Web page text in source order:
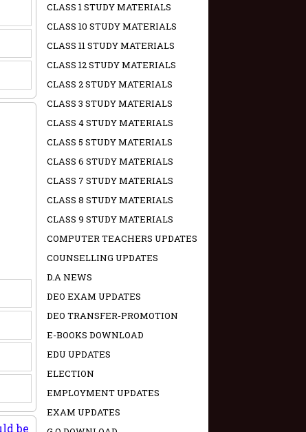
be
CLASS 1 STUDY MATERIALS
CLASS 10 STUDY MATERIALS
CLASS 11 STUDY MATERIALS
CLASS 12 STUDY MATERIALS
CLASS 2 STUDY MATERIALS
CLASS 3 STUDY MATERIALS
CLASS 4 STUDY MATERIALS
CLASS 5 STUDY MATERIALS
CLASS 6 STUDY MATERIALS
CLASS 7 STUDY MATERIALS
CLASS 8 STUDY MATERIALS
CLASS 9 STUDY MATERIALS
COMPUTER TEACHERS UPDATES
COUNSELLING UPDATES
D.A NEWS
DEO EXAM UPDATES
DEO TRANSFER-PROMOTION
E-BOOKS DOWNLOAD
EDU UPDATES
ELECTION
EMPLOYMENT UPDATES
EXAM UPDATES